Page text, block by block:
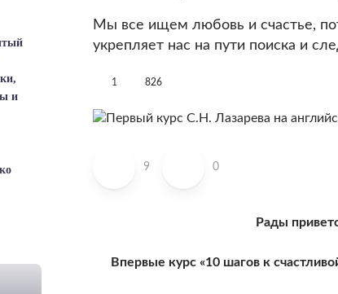
Мы все ищем любовь и счастье,
укрепляет нас на пути поиска и
1 826
9 0
Рады
Впервые курс «10 шагов к
и